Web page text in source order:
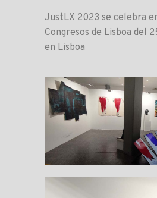
JustLX 2023 se celebra
Congresos de Lisboa del
en Lisboa